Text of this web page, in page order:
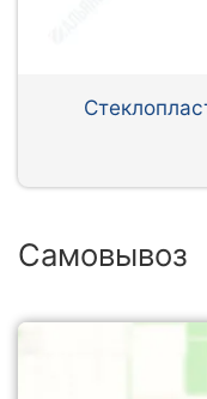
Самовывоз